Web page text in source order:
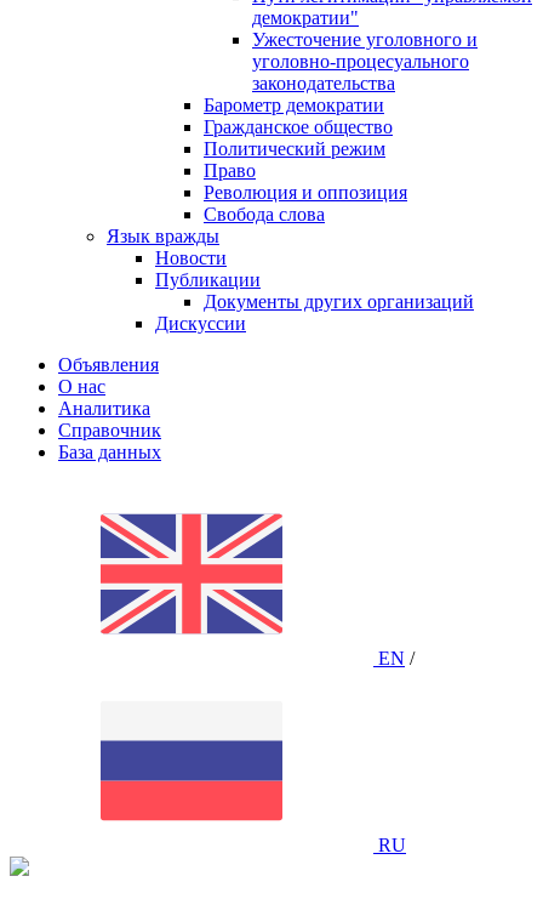
демократии"
Ужесточение уголовного и
уголовно-процесуального
законодательства
Барометр демократии
Гражданское общество
Политический режим
Право
Революция и оппозиция
Свобода слова
Язык вражды
Новости
Публикации
Документы других организаций
Дискуссии
Объявления
О нас
Аналитика
Справочник
База данных
EN /
RU